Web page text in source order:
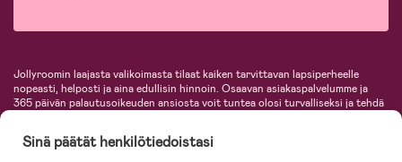
Jollyroomin laajasta valikoimasta tilaat kaiken tarvittavan lapsiperheelle
nopeasti, helposti ja aina edullisin hinnoin. Osaavan asiakaspalvelumme ja
365 päivän palautusoikeuden ansiosta voit tuntea olosi turvalliseksi ja tehdä
lastentarvikkeita sekä paljon muuta. Meiltä löydät lukuisia tunnettuja
Sinä päätät henkilötiedoistasi